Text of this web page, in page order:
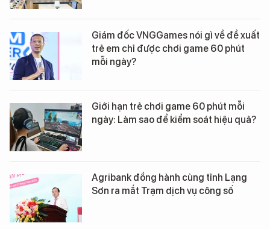
Giám đốc VNGGames nói gì về đề xuất
trẻ em chỉ được chơi game 60 phút
mỗi ngày?
Giới hạn trẻ chơi game 60 phút mỗi
ngày: Làm sao để kiểm soát hiệu quả?
Agribank đồng hành cùng tỉnh Lạng
Sơn ra mắt Trạm dịch vụ công số